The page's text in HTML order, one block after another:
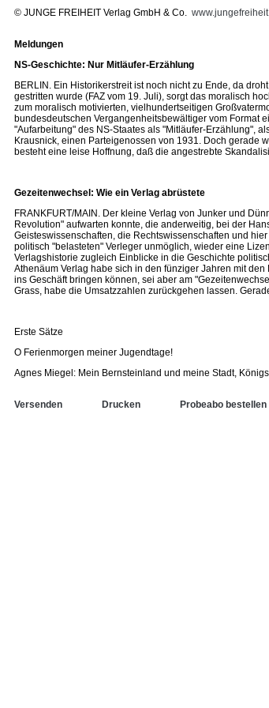
© JUNGE FREIHEIT Verlag GmbH & Co.
Meldungen
NS-Geschichte: Nur Mitläufer-Erzählung
BERLIN. Ein Historikerstreit ist noch nicht zu Ende, da
gestritten wurde (FAZ vom 19. Juli), sorgt das moralisch
zum moralisch motivierten, vielhundertseitigen
bundesdeutschen Vergangenheitsbewältiger vom Format
"Aufarbeitung" des NS-Staates als "Mitläufer-Erzählung",
Krausnick, einen Parteigenossen von 1931. Doch gerade
besteht eine leise Hoffnung, daß die angestrebte
Gezeitenwechsel: Wie ein Verlag abrüstete
FRANKFURT/MAIN. Der kleine Verlag von Junker und
Revolution" aufwarten konnte, die anderweitig, bei der
Geisteswissenschaften, die Rechtswissenschaften und
politisch "belasteten" Verleger unmöglich, wieder eine
Verlagshistorie zugleich Einblicke in die Geschichte
Athenäum Verlag habe sich in den fünziger Jahren mit
ins Geschäft bringen können, sei aber am
Grass, habe die Umsatzzahlen zurückgehen lassen.
Erste Sätze
O Ferienmorgen meiner Jugendtage!
Agnes Miegel: Mein Bernsteinland und meine Stadt,
Versenden Drucken Probeabo bestellen